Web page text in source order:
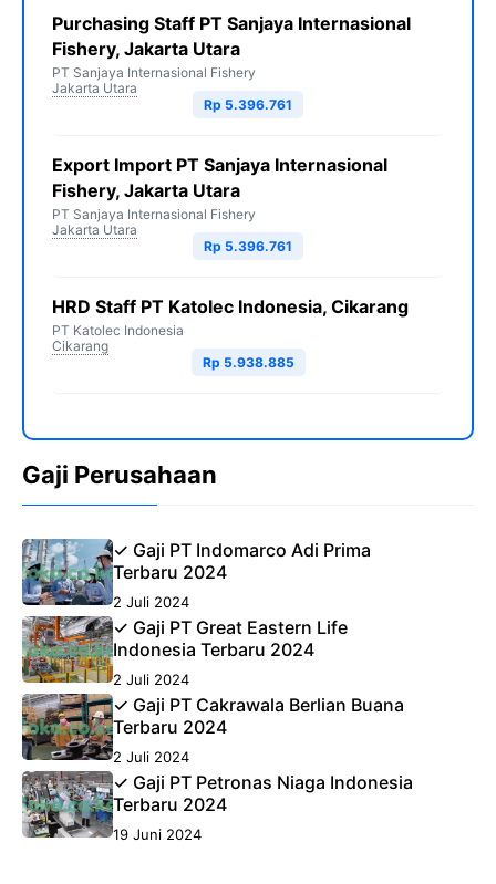
Purchasing Staff PT Sanjaya Internasional
Fishery, Jakarta Utara
PT Sanjaya Internasional Fishery
Jakarta Utara
Rp 5.396.761
Export Import PT Sanjaya Internasional
Fishery, Jakarta Utara
PT Sanjaya Internasional Fishery
Jakarta Utara
Rp 5.396.761
HRD Staff PT Katolec Indonesia, Cikarang
PT Katolec Indonesia
Cikarang
Rp 5.938.885
Gaji Perusahaan
✓ Gaji PT Indomarco Adi Prima
Terbaru 2024
2 Juli 2024
✓ Gaji PT Great Eastern Life
Indonesia Terbaru 2024
2 Juli 2024
✓ Gaji PT Cakrawala Berlian Buana
Terbaru 2024
2 Juli 2024
✓ Gaji PT Petronas Niaga Indonesia
Terbaru 2024
19 Juni 2024